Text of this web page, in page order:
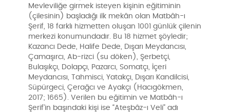
Mevleviliğe girmek isteyen kişinin eğitiminin
(çilesinin) başladığı ilk mekân olan Matbâh-ı
Şerif, 18 farklı hizmetten oluşan 1001 günlük çilenin
merkezi konumundadır. Bu 18 hizmet şöyledir;
Kazancı Dede, Halife Dede, Dışarı Meydancısı,
Çamaşırcı, Ab-rizci (su döken), Şerbetçi,
Bulaşıkçı, Dolapçı, Pazarcı, Somatçı, İçeri
Meydancısı, Tahmisci, Yatakçı, Dışarı Kandilcisi,
Süpürgeci, Çerağcı ve Ayakçı (Hacıgökmen,
2017; 1665). Verilen bu eğitimin ve Matbâh-ı
Şerif’in başındaki kişi ise “Ateşbâz-ı Veli” adı